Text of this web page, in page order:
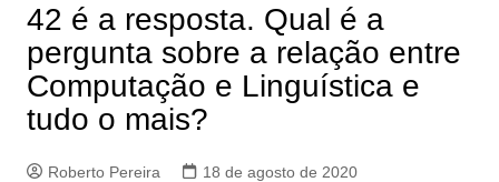
42 é a resposta. Qual é a
pergunta sobre a relação entre
Computação e Linguística e
tudo o mais?
Roberto Pereira
18 de agosto de 2020